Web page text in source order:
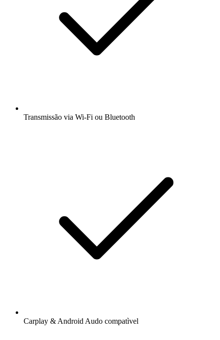
Transmissão via Wi-Fi ou Bluetooth
Carplay & Android Audo compatìvel